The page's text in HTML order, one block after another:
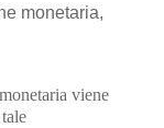
monetaria,
viene